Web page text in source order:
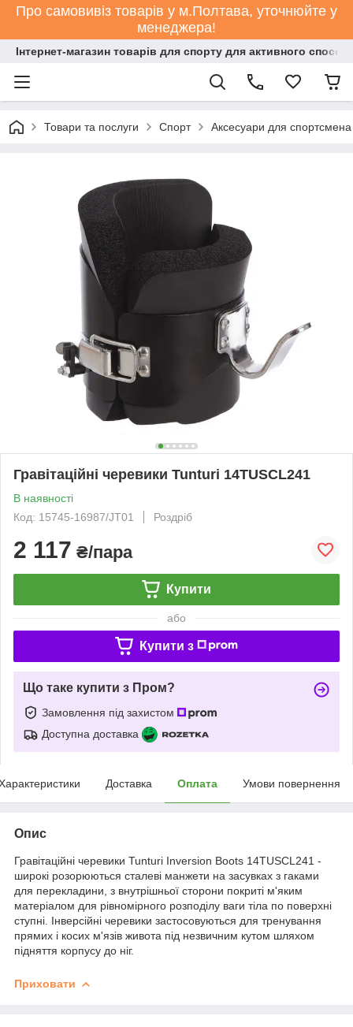
Про самовивіз товарів у м.Полтава, уточнюйте у
менеджера!
Інтернет-магазин товарів для спорту для активного
Товари та послуги Спорт Аксесуари для спортсмена
Гравітаційні черевики Tunturi 14TUSCL241
В наявності
Код: 15745-16987/JT01
Роздріб
2 117 ₴/пара
Купити
або
Купити з
Що таке купити з Пром?
Замовлення під захистом
Доступна доставка
Доставка Оплата Умови повернення
Опис
Гравітаційні черевики Tunturi Inversion Boots 14TUSCL241 -
широкі розорюються сталеві манжети на засувках з гаками
для перекладини, з внутрішньої сторони покриті м'яким
матеріалом для рівномірного розподілу ваги тіла по поверхні
ступні. Інверсійні черевики застосовуються для тренування
прямих і косих м'язів живота під незвичним кутом шляхом
підняття корпусу до ніг.
Приховати